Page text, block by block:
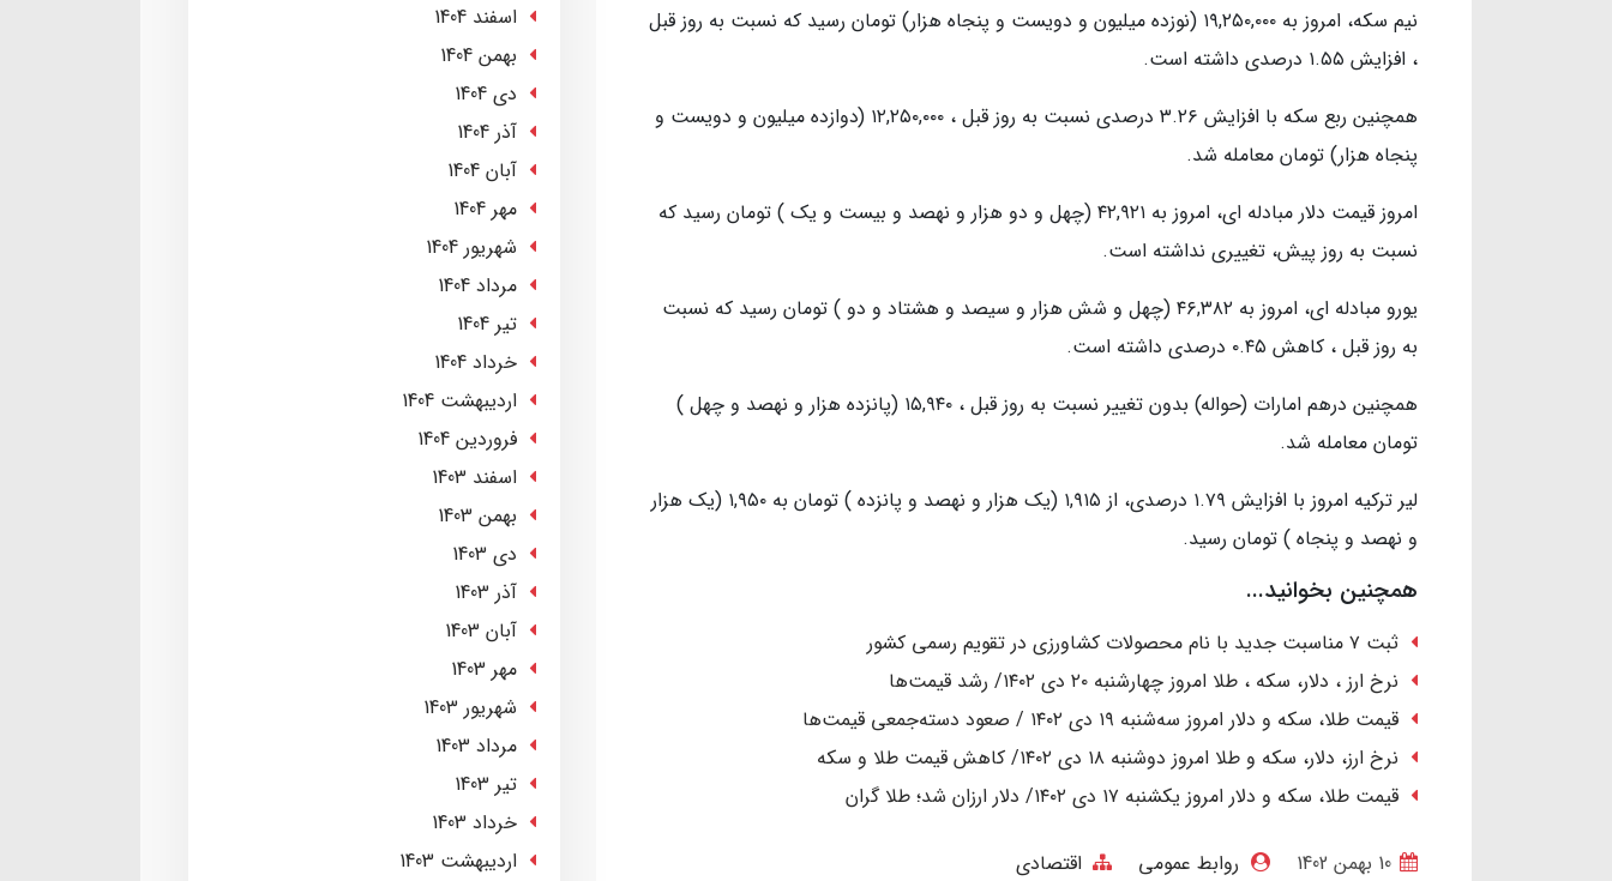
نیم سکه، امروز به ۱۹,۲۵۰,۰۰۰ (نوزده میلیون و دویست و پنجاه هزار) تومان رسید که نسبت به روز قبل
، افزایش ۱.۵۵ درصدی داشته است.
همچنین ربع سکه با افزایش ۳.۲۶ درصدی نسبت به روز قبل ، ۱۲,۲۵۰,۰۰۰ (دوازده میلیون و دویست و
پنجاه هزار) تومان معامله شد.
امروز قیمت دلار مبادله ای، امروز به ۴۲,۹۲۱ (چهل و دو هزار و نهصد و بیست و یک ) تومان رسید که
نسبت به روز پیش، تغییری نداشته است.
یورو مبادله ای، امروز به ۴۶,۳۸۲ (چهل و شش هزار و سیصد و هشتاد و دو ) تومان رسید که نسبت
به روز قبل ، کاهش ۰.۴۵ درصدی داشته است.
همچنین درهم امارات (حواله) بدون تغییر نسبت به روز قبل ، ۱۵,۹۴۰ (پانزده هزار و نهصد و چهل )
تومان معامله شد.
لیر ترکیه امروز با افزایش ۱.۷۹ درصدی، از ۱,۹۱۵ (یک هزار و نهصد و پانزده ) تومان به ۱,۹۵۰ (یک هزار
و نهصد و پنجاه ) تومان رسید.
همچنین بخوانید...
ثبت ۷ مناسبت جدید با نام محصولات کشاورزی در تقویم رسمی کشور
نرخ ارز ، دلار، سکه ، طلا امروز چهارشنبه ۲۰ دی ۱۴۰۲/ رشد قیمت‌ها
قیمت طلا، سکه و دلار امروز سه‌شنبه ۱۹ دی ۱۴۰۲ / صعود دسته‌جمعی قیمت‌ها
نرخ ارز، دلار، سکه و طلا امروز دوشنبه ۱۸ دی ۱۴۰۲/ کاهش قیمت طلا و سکه
قیمت طلا، سکه و دلار امروز یکشنبه ۱۷ دی ۱۴۰۲/ دلار ارزان شد؛ طلا گران
روابط عمومی اقتصادی
اسفند 1404
بهمن 1404
دی 1404
آذر 1404
آبان 1404
مهر 1404
شهریور 1404
مرداد 1404
تير 1404
خرداد 1404
ارديبهشت 1404
فروردین 1404
اسفند 1403
بهمن 1403
دی 1403
آذر 1403
آبان 1403
مهر 1403
شهریور 1403
مرداد 1403
تير 1403
خرداد 1403
ارديبهشت 1403